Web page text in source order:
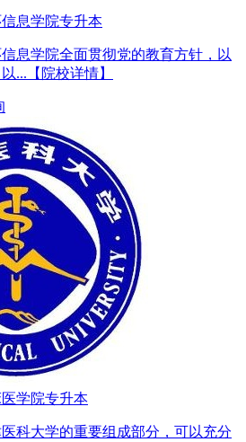
息学院专升本
息学院全面贯彻党的教育方针，以
... 【院校详情】
学院专升本
科大学的重要组成部分，可以充分